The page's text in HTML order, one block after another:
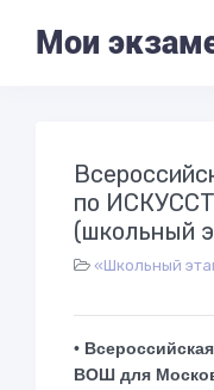
Мои
по
(школьный
«Школьный
•
ВОШ для